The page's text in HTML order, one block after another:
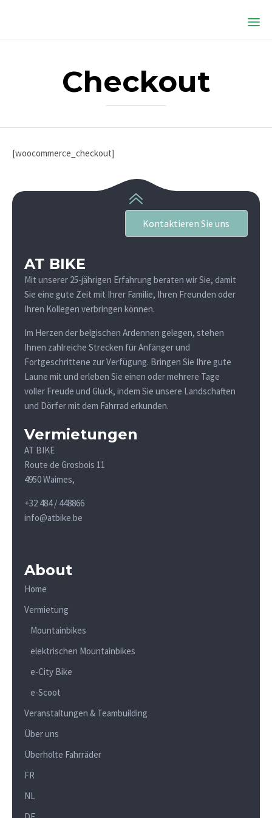
Checkout
[woocommerce_checkout]
Kontaktieren Sie uns
AT BIKE
Mit unserer 25-jährigen Erfahrung beraten wir Sie, damit
Sie eine gute Zeit mit Ihrer Familie, Ihren Freunden oder
Ihren Kollegen verbringen können.
Im Herzen der belgischen Ardennen gelegen, stehen
Ihnen zahlreiche Strecken für Anfänger und
Fortgeschrittene zur Verfügung. Bringen Sie Ihre gute
Laune mit und erleben Sie einen oder mehrere Tage
voller Freude und Glück, indem Sie unsere Landschaften
und Dörfer mit dem Fahrrad erkunden.
Vermietungen
AT BIKE
Route de Grosbois 11
4950 Waimes,
+32 484 / 448866
info@atbike.be
About
Home
Vermietung
Mountainbikes
elektrischen Mountainbikes
e-City Bike
e-Scoot
Veranstaltungen & Teambuilding
Über uns
Überholte Fahrräder
FR
NL